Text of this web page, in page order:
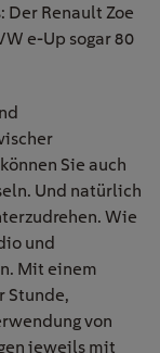
Der Renault Zoe
e-Up sogar 80
Sie auch
Und natürlich
Wie
und
Mit einem
Stunde,
von
jeweils mit